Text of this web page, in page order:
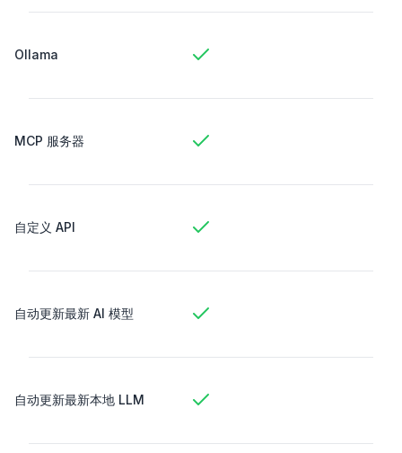
Ollama
MCP 服务器
自定义 API
自动更新最新 AI 模型
自动更新最新本地 LLM